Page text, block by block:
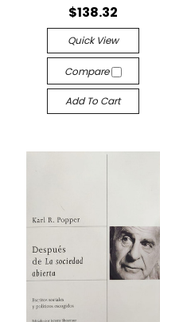
$138.32
Quick View
Compare
Add To Cart